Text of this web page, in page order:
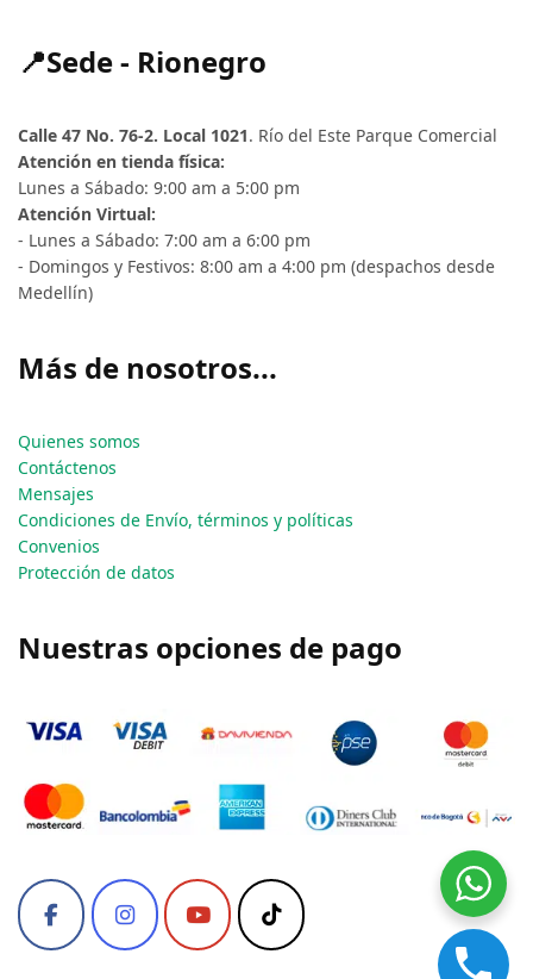
📍Sede - Rionegro
Calle 47 No. 76-2. Local 1021. Río del Este Parque Comercial
Atención en tienda física:
Lunes a Sábado: 9:00 am a 5:00 pm
Atención Virtual:
- Lunes a Sábado: 7:00 am a 6:00 pm
- Domingos y Festivos: 8:00 am a 4:00 pm (despachos desde
Medellín)
Más de nosotros...
Quienes somos
Contáctenos
Mensajes
Condiciones de Envío, términos y políticas
Convenios
Protección de datos
Nuestras opciones de pago